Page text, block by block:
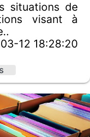
situations de
visant à
12 18:28:20